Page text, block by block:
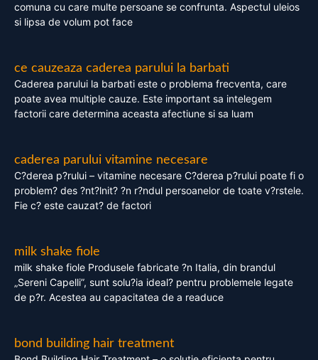
comuna cu care multe persoane se confrunta. Aspectul uleios
si lipsa de volum pot face
ce cauzeaza caderea parului la barbati
Caderea parului la barbati este o problema frecventa, care
poate avea multiple cauze. Este important sa intelegem
factorii care determina aceasta afectiune si sa luam
caderea parului vitamine necesare
C?derea p?rului – vitamine necesare C?derea p?rului poate fi o
problem? des ?nt?lnit? ?n r?ndul persoanelor de toate v?rstele.
Fie c? este cauzat? de factori
milk shake fiole
milk shake fiole Produsele fabricate ?n Italia, din brandul
„Sereni Capelli”, sunt solu?ia ideal? pentru problemele legate
de p?r. Acestea au capacitatea de a readuce
bond building hair treatment